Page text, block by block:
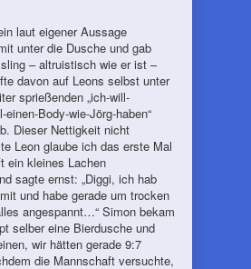
laut eigener Aussage
unter die Dusche und gab
– altruistisch wie er ist –
davon auf Leons selbst unter
sprießenden „ich-will-
einen-Body-wie-Jörg-haben“
Dieser Nettigkeit nicht
Leon glaube ich das erste Mal
ein kleines Lachen
sagte ernst: „Diggi, ich hab
und habe gerade um trocken
angespannt…“ Simon bekam
selber eine Bierdusche und
wir hätten gerade 9:7
die Mannschaft versuchte,